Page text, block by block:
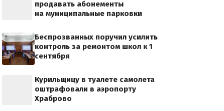
продавать абонементы
на муниципальные парковки
Беспрозванных поручил усилить
контроль за ремонтом школ к 1
сентября
Курильщицу в туалете самолета
оштрафовали в аэропорту
Храброво